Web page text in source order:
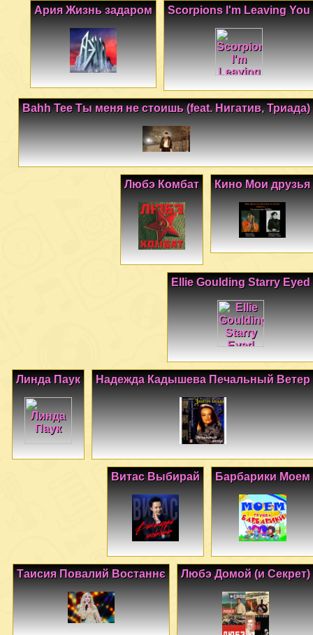
Scorpions I'm Leaving You
Ария Жизнь задаром
Bahh Tee Ты меня не стоишь (feat. Нигатив, Триада)
Кино Мои друзья
Любэ Комбат
Ellie Goulding Starry Eyed
Надежда Кадышева Печальный Ветер
Линда Паук
Барбарики Моем
Витас Выбирай
Любэ Домой (и Секрет)
Таисия Повалий Востаннє